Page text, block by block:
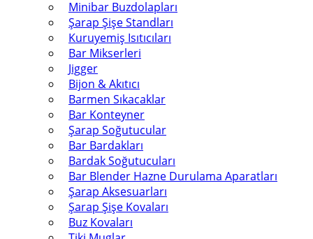
Minibar Buzdolapları
Şarap Şişe Standları
Kuruyemiş Isıtıcıları
Bar Mikserleri
Jigger
Bijon & Akıtıcı
Barmen Sıkacaklar
Bar Konteyner
Şarap Soğutucular
Bar Bardakları
Bardak Soğutucuları
Bar Blender Hazne Durulama Aparatları
Şarap Aksesuarları
Şarap Şişe Kovaları
Buz Kovaları